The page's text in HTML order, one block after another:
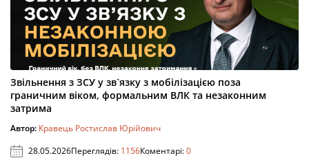
Звільнення з ЗСУ у зв`язку з мобілізацією поза
граничним віком, формальним ВЛК та незаконним
затрима
Автор: Кравець Ростислав Юрійович
28.05.2026Переглядів: 1156Коментарі:0